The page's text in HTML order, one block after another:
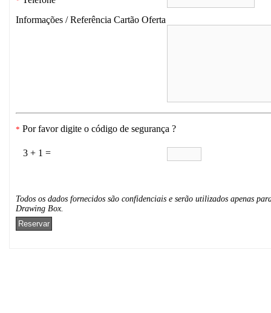
Informações / Referência Cartão Oferta
* Por favor digite o código de segurança ?
3 + 1 =
Todos os dados fornecidos são confidenciais e serão utilizados apenas
Drawing Box.